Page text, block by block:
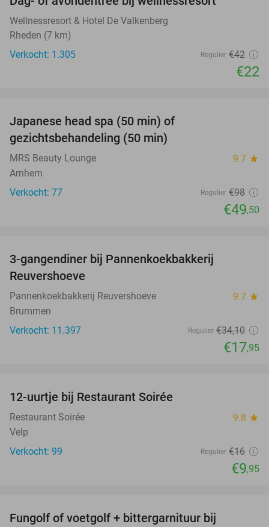
Wellnessresort & Hotel De Valkenberg
Rheden (7 km)
Verkocht: 1.305
Regulier €42
€22
Japanese head spa (50 min) of
gezichtsbehandeling (50 min)
MRS Beauty Lounge 9.7 star
Arnhem
Verkocht: 77
Regulier €98
€49,50
3-gangendiner bij Pannenkoekbakkerij
Reuvershoeve
Pannenkoekbakkerij Reuvershoeve 9.7 star
Brummen
Verkocht: 11.397
Regulier €34,10
€17,95
12-uurtje bij Restaurant Soirée
Restaurant Soirée 9.8 star
Velp
Verkocht: 99
Regulier €16
€9,95
Fungolf of voetgolf + bittergarnituur bij